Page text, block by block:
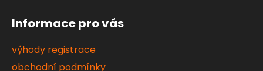
Informace pro vás
výhody registrace
obchodní podmínky